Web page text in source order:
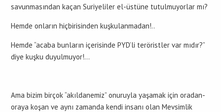
savunmasından kaçan Suriyeliler el-üstüne tutulmuyorlar mı?
Hemde onların hiçbirisinden kuşkulanmadan!..
Hemde “acaba bunların içerisinde PYD’li teröristler var mıdır?”
diye kuşku duyulmuyor!…
Ama bizim birçok “akıldanemiz” onuruyla yaşamak için oradan-
oraya koşan ve aynı zamanda kendi insanı olan Mevsimlik